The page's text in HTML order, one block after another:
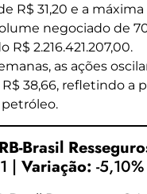
R$ 31,20 e a máxima
negociado de
R$ 2.216.421.207,00.
as ações
38,66, refletindo a
Brasil
| Variação: -5,10%